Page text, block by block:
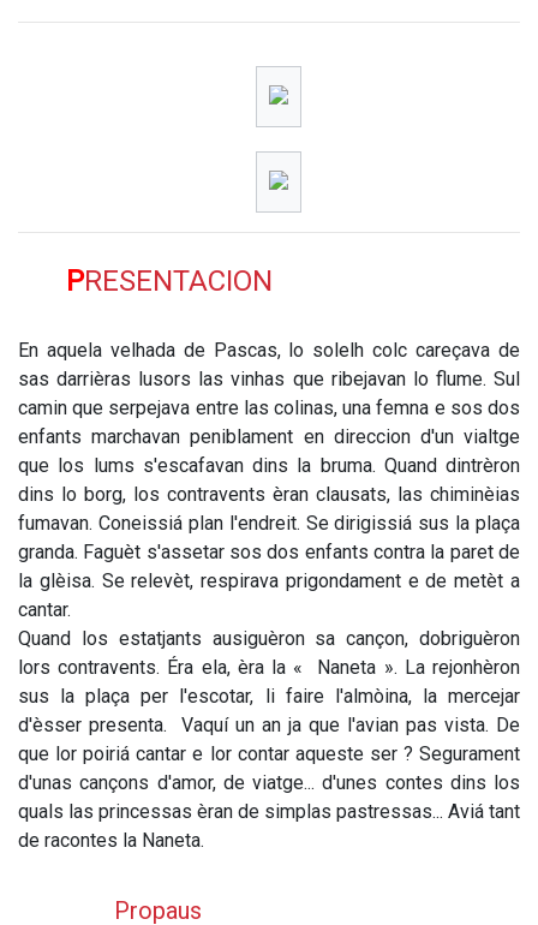
PRESENTACION
En aquela velhada de Pascas, lo solelh colc careçava de
sas darrièras lusors las vinhas que ribejavan lo flume. Sul
camin que serpejava entre las colinas, una femna e sos dos
enfants marchavan peniblament en direccion d'un vialtge
que los lums s'escafavan dins la bruma. Quand dintrèron
dins lo borg, los contravents èran clausats, las chiminèias
fumavan. Coneissiá plan l'endreit. Se dirigissiá sus la plaça
granda. Faguèt s'assetar sos dos enfants contra la paret de
la glèisa. Se relevèt, respirava prigondament e de metèt a
cantar.
Quand los estatjants ausiguèron sa cançon, dobriguèron
lors contravents. Éra ela, èra la « Naneta ». La rejonhèron
sus la plaça per l'escotar, li faire l'almòina, la mercejar
d'èsser presenta. Vaquí un an ja que l'avian pas vista. De
que lor poiriá cantar e lor contar aqueste ser ? Segurament
d'unas cançons d'amor, de viatge... d'unes contes dins los
quals las princessas èran de simplas pastressas... Aviá tant
de racontes la Naneta.
Propaus